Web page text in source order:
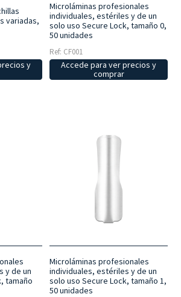
variadas,
y
Microláminas profesionales
individuales, estériles y de un
solo uso Secure Lock, tamaño 0,
50 unidades
Ref: CF001
Accede para ver precios y
comprar
y de un
tamaño
Microláminas profesionales
individuales, estériles y de un
solo uso Secure Lock, tamaño 1,
50 unidades